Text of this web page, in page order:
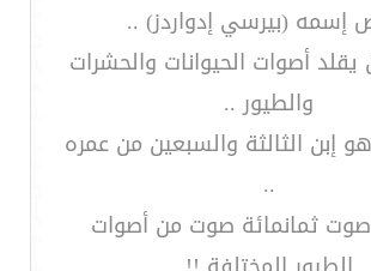
(بيرسي إدواردز) ..
أصوات الحيوانات والحشرات
والطيور ..
إبن الثالثة والسبعين من عمره
..
ثمانمائة صوت من أصوات